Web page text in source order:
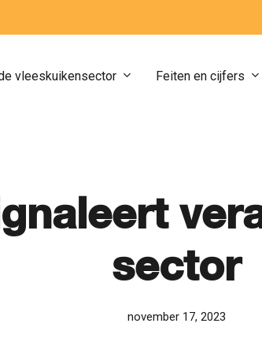
vleeskuikensector Feiten en cijfers
sector
november 17, 2023